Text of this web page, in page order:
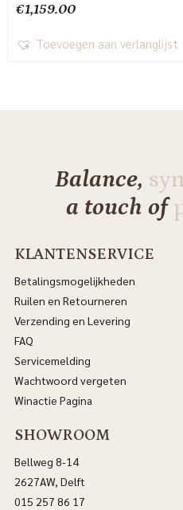
€1,159.00
Toevoegen aan verlanglijst
Balance,
a touch of
KLANTENSERVICE
Betalingsmogelijkheden
Ruilen en Retourneren
Verzending en Levering
FAQ
Servicemelding
Wachtwoord vergeten
Winactie Pagina
SHOWROOM
Bellweg 8-14
2627AW, Delft
015 257 86 17